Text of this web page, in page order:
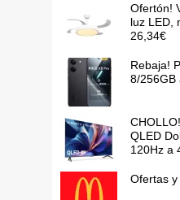
Ofertón!
luz LED,
26,34€
Rebaja!
8/256GB
QLED
120Hz a
Ofertas